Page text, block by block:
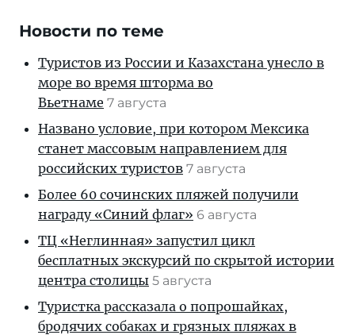
Новости по теме
Туристов из России и Казахстана унесло в
море во время шторма во
Вьетнаме 7 августа
Названо условие, при котором Мексика
станет массовым направлением для
российских туристов 7 августа
Более 60 сочинских пляжей получили
награду «Синий флаг» 6 августа
ТЦ «Неглинная» запустил цикл
бесплатных экскурсий по скрытой истории
центра столицы 5 августа
Туристка рассказала о попрошайках,
бродячих собаках и грязных пляжах в